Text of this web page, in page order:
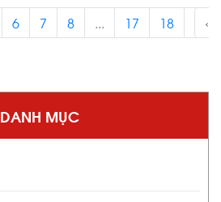
DANH MỤC
6 7 8 ... 17 18 ‹